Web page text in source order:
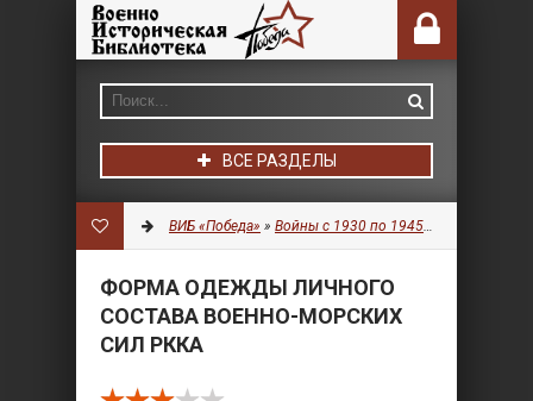
ВСЕ РАЗДЕЛЫ
ВИБ «Победа» » Войны с 1930 по 1945 гг.
ФОРМА ОДЕЖДЫ ЛИЧНОГО
СОСТАВА ВОЕННО-МОРСКИХ
СИЛ РККА